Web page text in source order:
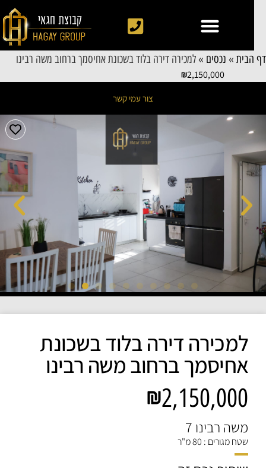
הבית»נכסים»למכירה דירה בלוד בשכונת אחיסמך ברחוב משה רבינו
2,150,000
צור עמי קשר
למכירה דירה בלוד בשכונת
אחיסמך ברחוב משה רבינו
2,150,000
משה רבינו 7
שטח מגורים : 80 מ"ר